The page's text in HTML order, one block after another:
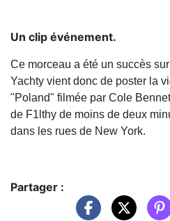
Un clip événement.
Ce morceau a été un succès
Yachty vient donc de poster la
"Poland" filmée par Cole
de F1lthy de moins de deux
dans les rues de New York.
Partager :